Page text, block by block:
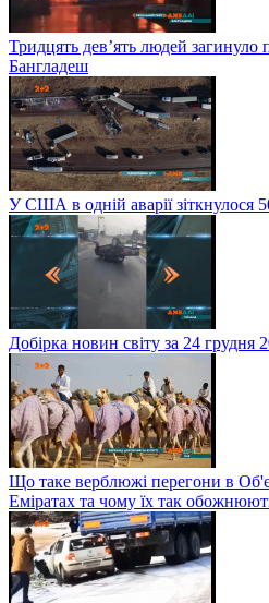
Тридцять дев’ять людей загинуло
Бангладеш
У США в одній аварії зіткнулося
Добірка новин світу за 24 грудня
Що таке верблюжі перегони в
Еміратах та чому їх так